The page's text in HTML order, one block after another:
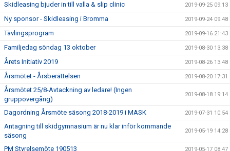
Skidleasing bjuder in till valla & slip clinic 2019-09-25 09:13
Ny sponsor - Skidleasing i Bromma 2019-09-24 09:48
Tävlingsprogram 2019-09-16 21:43
Familjedag söndag 13 oktober 2019-08-30 13:38
Årets Initiativ 2019 2019-08-26 13:48
Årsmötet - Årsberättelsen 2019-08-20 17:31
Årsmötet 25/8-Avtackning av ledare! (Ingen
gruppövergång)
2019-08-18 19:14
Dagordning Årsmöte säsong 2018-2019 i MASK 2019-07-31 10:54
Antagning till skidgymnasium är nu klar inför kommande
säsong
2019-05-19 14:28
PM Styrelsemöte 190513 2019-05-17 08:47